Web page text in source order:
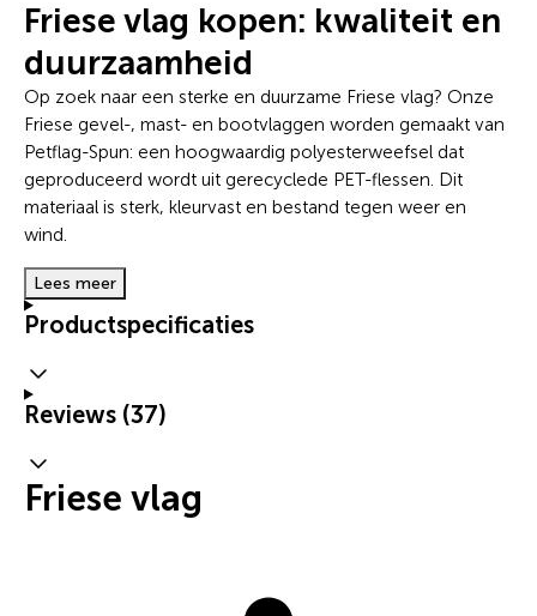
Friese vlag kopen: kwaliteit en
duurzaamheid
Op zoek naar een sterke en duurzame Friese vlag? Onze
Friese gevel-, mast- en bootvlaggen worden gemaakt van
Petflag-Spun: een hoogwaardig polyesterweefsel dat
geproduceerd wordt uit gerecyclede PET-flessen. Dit
materiaal is sterk, kleurvast en bestand tegen weer en
wind.
Lees meer
Productspecificaties
Reviews (37)
Friese vlag